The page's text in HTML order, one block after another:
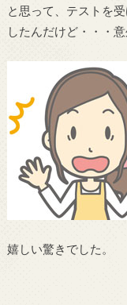
と思って、テストを
したんだけど・・・
嬉しい驚きでした。